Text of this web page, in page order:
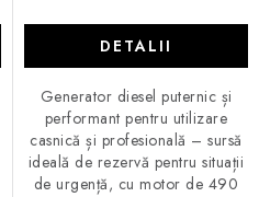
DETALII
Generator diesel puternic și
performant pentru utilizare
casnică și profesională – sursă
ideală de rezervă pentru situații
de urgență, cu motor de 490